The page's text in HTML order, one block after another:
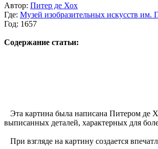
Автор: Питер де Хох
Где: Музей изобразительных искусств им.
Год: 1657
Содержание статьи:
Эта картина была написана Питером де
выписанных деталей, характерных для
При взгляде на картину создается